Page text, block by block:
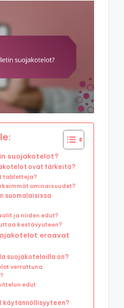
suojakotelot?
ovat tärkeitä?
tabletteja?
ominaisuudet?
suomalaisissa
ja niiden edut?
kestävyuteen?
eroavat
suojakoteloilla on?
verrattuna
edut
käytännöllisyyteen?